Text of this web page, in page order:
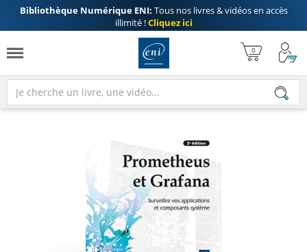
Bibliothèque Numérique ENI: Tous nos livres & vidéos en accès
illimité !Cliquez ici